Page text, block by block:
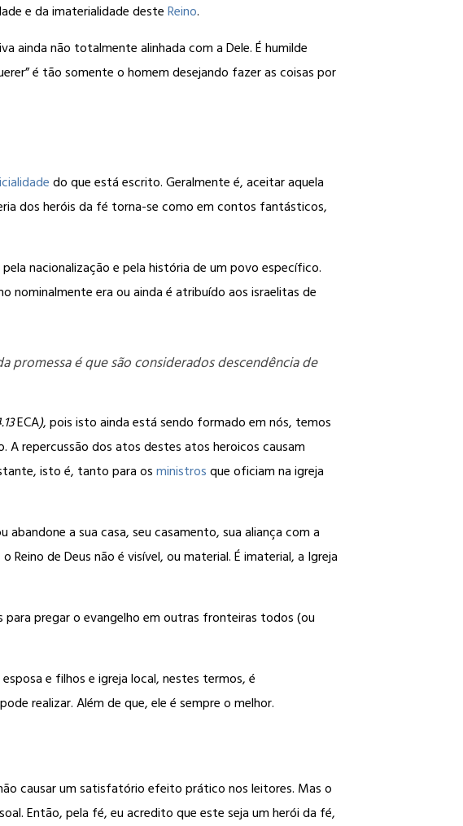
e da imaterialidade desteReino.
ainda não totalmente alinhada com a Dele. É humilde
é tão somente o homem desejando fazer as coisas por
do que está escrito. Geralmente é, aceitar aquela
dos heróis da fé torna-se como em contos fantásticos,
nacionalização e pela história de um povo específico.
nominalmente era ou ainda é atribuído aos israelitas de
promessa é que são considerados descendência de
ECA), pois isto ainda está sendo formado em nós, temos
repercussão dos atos destes atos heroicos causam
isto é, tanto para osministrosque oficiam na igreja
a sua casa, seu casamento, sua aliança com a
de Deus não é visível, ou material. É imaterial, a Igreja
pregar o evangelho em outras fronteiras todos (ou
e filhos e igreja local, nestes termos, é
realizar. Além de que, ele é sempre o melhor.
causar um satisfatório efeito prático nos leitores. Mas o
Então, pela fé, eu acredito que este seja um herói da fé,